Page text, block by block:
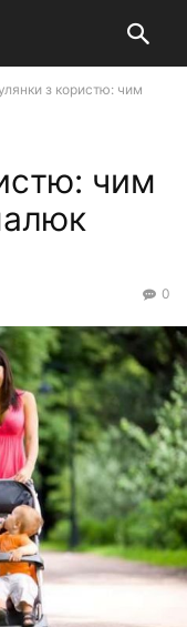
з користю: чим
чим
0